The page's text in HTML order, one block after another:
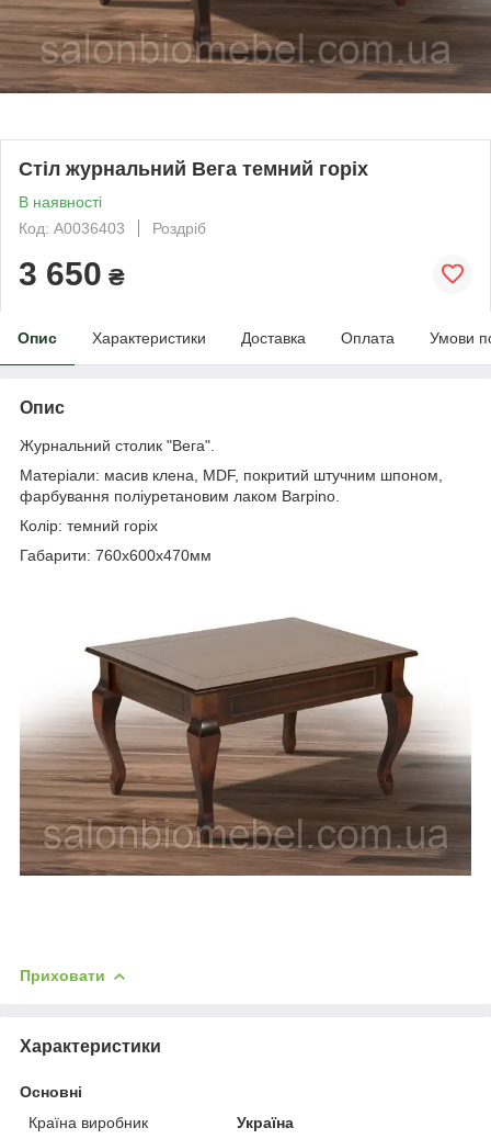
Стіл журнальний Вега темний горіх
В наявності
Код: А0036403
Роздріб
3 650 ₴
Опис Характеристики Доставка Оплата Умови
Опис
Журнальний столик "Вега".
Матеріали: масив клена, MDF, покритий штучним шпоном,
фарбування поліуретановим лаком Barpino.
Колір: темний горіх
Габарити: 760х600х470мм
Приховати
Характеристики
Основні
Країна виробник
Україна